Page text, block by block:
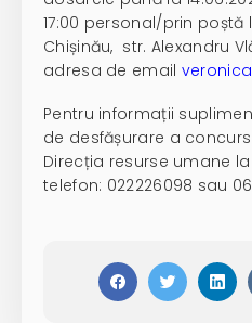
17:00 personal/prin poștă
Chișinău, str. Alexandru
adresa de email
Pentru informații
de desfășurare a
Direcția resurse umane
telefon: 022226098 sau